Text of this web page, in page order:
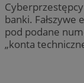
banki. Fałszywe
pod podane
„konta